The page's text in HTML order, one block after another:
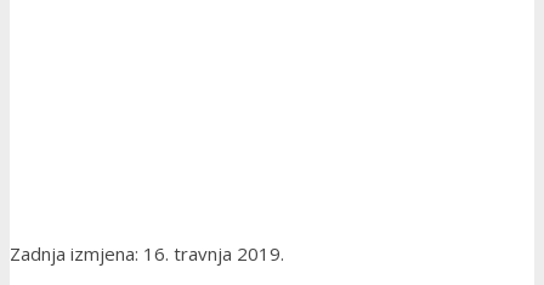
Zadnja izmjena: 16. travnja 2019.